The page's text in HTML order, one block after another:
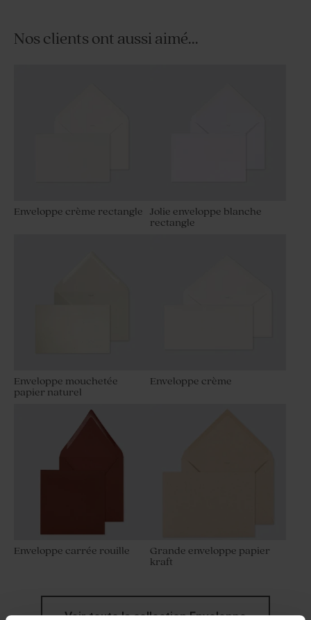
Nos clients ont aussi aimé...
Enveloppe crème rectangle
Jolie enveloppe blanche
rectangle
Enveloppe mouchetée
papier naturel
Enveloppe crème
Enveloppe carrée rouille
Grande enveloppe papier
kraft
Voir toute la collection Enveloppe